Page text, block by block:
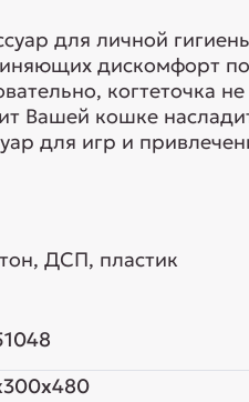
для личной
дискомфорт
когтеточка
Вашей кошке
для игр и
ДСП, пластик